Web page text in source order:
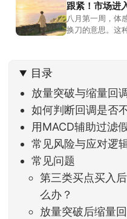
跟紧！市场进
八月第一周，体
换刀的意思。这
家感受到了春天
回暖到2
目录
放量突破与缩量回
如何判断回调是否
用MACD辅助过滤
常见风险与应对逻
常见问题
第三类买点买入
么办？
放量突破后缩量